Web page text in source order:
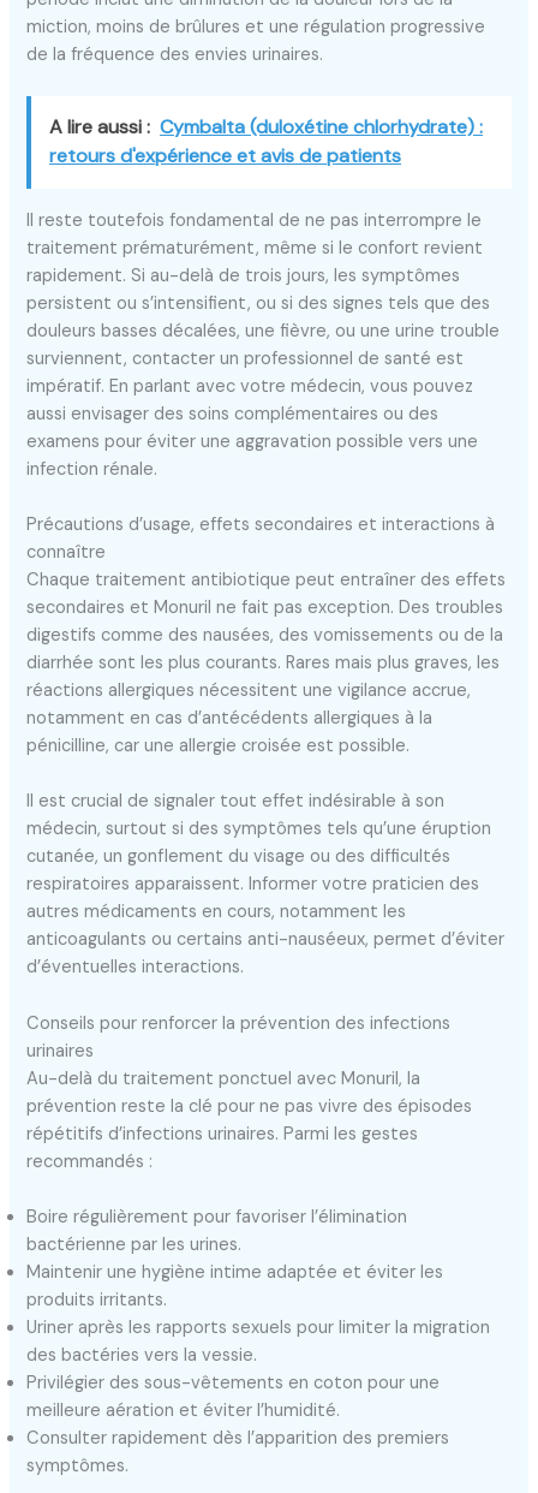
miction, moins de brûlures et une régulation progressive
de la fréquence des envies urinaires.
A lire aussi : Cymbalta (duloxétine chlorhydrate) :
retours d'expérience et avis de patients
Il reste toutefois fondamental de ne pas interrompre le
traitement prématurément, même si le confort revient
rapidement. Si au-delà de trois jours, les symptômes
persistent ou s’intensifient, ou si des signes tels que des
douleurs basses décalées, une fièvre, ou une urine trouble
surviennent, contacter un professionnel de santé est
impératif. En parlant avec votre médecin, vous pouvez
aussi envisager des soins complémentaires ou des
examens pour éviter une aggravation possible vers une
infection rénale.
Précautions d’usage, effets secondaires et interactions à
connaître
Chaque traitement antibiotique peut entraîner des effets
secondaires et Monuril ne fait pas exception. Des troubles
digestifs comme des nausées, des vomissements ou de la
diarrhée sont les plus courants. Rares mais plus graves, les
réactions allergiques nécessitent une vigilance accrue,
notamment en cas d’antécédents allergiques à la
pénicilline, car une allergie croisée est possible.
Il est crucial de signaler tout effet indésirable à son
médecin, surtout si des symptômes tels qu’une éruption
cutanée, un gonflement du visage ou des difficultés
respiratoires apparaissent. Informer votre praticien des
autres médicaments en cours, notamment les
anticoagulants ou certains anti-nauséeux, permet d’éviter
d’éventuelles interactions.
Conseils pour renforcer la prévention des infections
urinaires
Au-delà du traitement ponctuel avec Monuril, la
prévention reste la clé pour ne pas vivre des épisodes
répétitifs d’infections urinaires. Parmi les gestes
recommandés :
Boire régulièrement pour favoriser l’élimination
bactérienne par les urines.
Maintenir une hygiène intime adaptée et éviter les
produits irritants.
Uriner après les rapports sexuels pour limiter la migration
des bactéries vers la vessie.
Privilégier des sous-vêtements en coton pour une
meilleure aération et éviter l’humidité.
Consulter rapidement dès l’apparition des premiers
symptômes.